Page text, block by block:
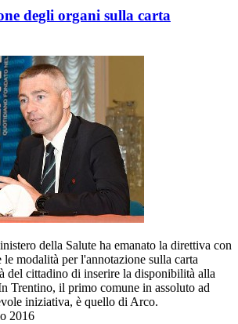
degli organi sulla carta
della Salute ha emanato la direttiva con
le modalità per l'annotazione sulla carta
del cittadino di inserire la disponibilità alla
Trentino, il primo comune in assoluto ad
iniziativa, è quello di Arco.
2016